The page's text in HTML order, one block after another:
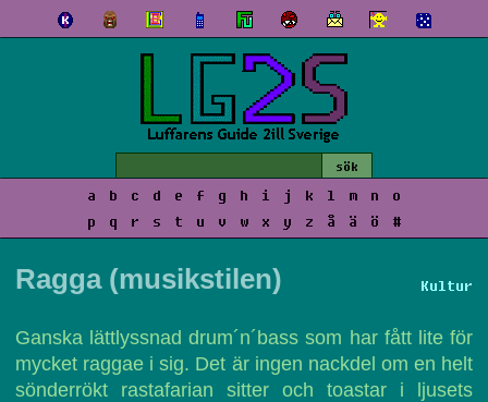
a b c d e f g h i j k l m n
o
p
q r s t u v w x y z å ä ö #
Kultur
Ragga (musikstilen)
Ganska lättlyssnad drum´n´bass som har fått lite för
mycket raggae i sig. Det är ingen nackdel om en helt
sönderrökt rastafarian sitter och toastar i ljusets